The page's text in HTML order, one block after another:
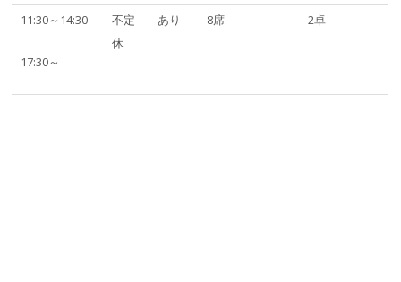
11:30～14:30
17:30～
不定
休
あり 8席 2卓